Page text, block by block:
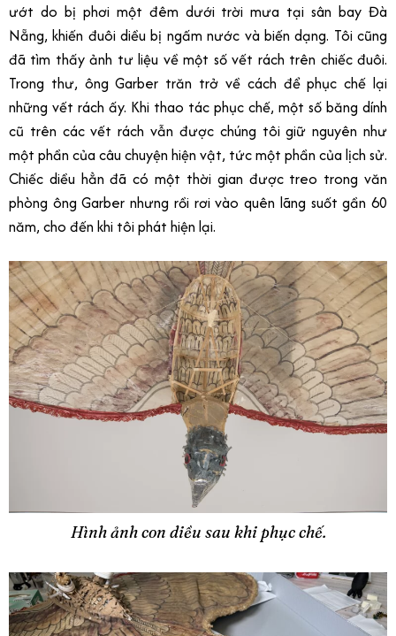
ướt do bị phơi một đêm dưới trời mưa tại sân bay Đà
Nẵng, khiến đuôi diều bị ngấm nước và biến dạng. Tôi cũng
đã tìm thấy ảnh tư liệu về một số vết rách trên chiếc đuôi.
Trong thư, ông Garber trăn trở về cách để phục chế lại
những vết rách ấy. Khi thao tác phục chế, một số băng dính
cũ trên các vết rách vẫn được chúng tôi giữ nguyên như
một phần của câu chuyện hiện vật, tức một phần của lịch sử.
Chiếc diều hẳn đã có một thời gian được treo trong văn
phòng ông Garber nhưng rồi rơi vào quên lãng suốt gần 60
năm, cho đến khi tôi phát hiện lại.
Hình ảnh con diều sau khi phục chế.